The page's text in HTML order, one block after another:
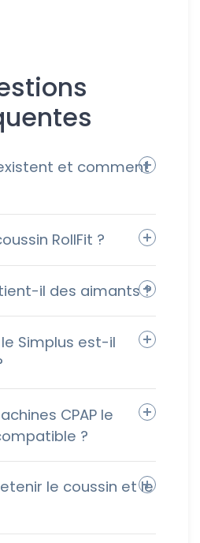
et comment
RollFit ?
il des aimants ?
Simplus est-il
CPAP le
?
le coussin et le